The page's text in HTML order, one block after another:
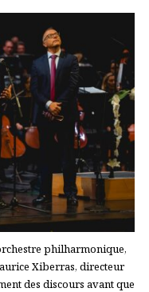
philharmonique,
Xiberras, directeur
des discours avant que